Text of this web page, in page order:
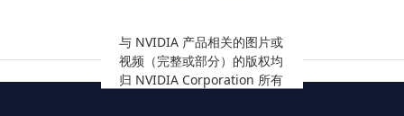
与 NVIDIA 产品相关的图片或
视频（完整或部分）的版权均
归 NVIDIA Corporation 所有